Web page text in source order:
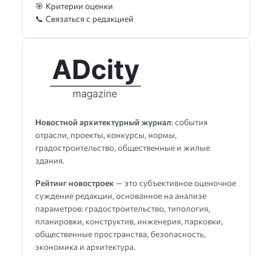
Новостной архитектурный журнал: события
отрасли, проекты, конкурсы, нормы,
градостроительство, общественные и жилые
здания.
Рейтинг новостроек — это субъективное оценочное
суждение редакции, основанное на анализе
параметров: градостроительство, типология,
планировки, конструктив, инженерия, парковки,
общественные пространства, безопасность,
экономика и архитектура.
🎯 Критерии оценки
📞 Связаться с редакцией